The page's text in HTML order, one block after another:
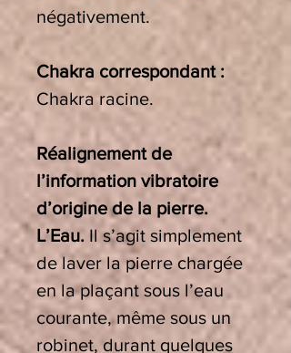
négativement.
Chakra correspondant :
Chakraracine.
Réalignement de
l’information vibratoire
d’origine de la pierre.
L’Eau. Il s’agit simplement
de laver la pierre chargée
en la plaçant sous l’eau
courante, même sous un
robinet, durant quelques